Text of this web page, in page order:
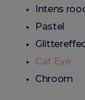
Intens
Pastel
Cat Eye
Chroom